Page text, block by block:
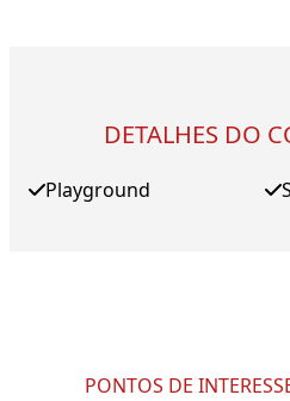
DETALHES DO
Playground
PONTOS DE